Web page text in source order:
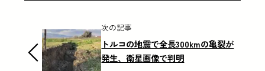
次の記事
トルコの地震で全長300kmの亀裂が
発生、衛星画像で判明